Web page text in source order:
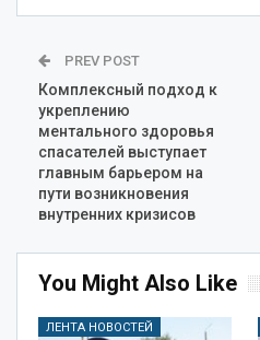
PREV POST
Комплексный подход к
укреплению
ментального здоровья
спасателей выступает
главным барьером на
пути возникновения
внутренних кризисов
You Might Also Like
ЛЕНТА НОВОСТЕЙ